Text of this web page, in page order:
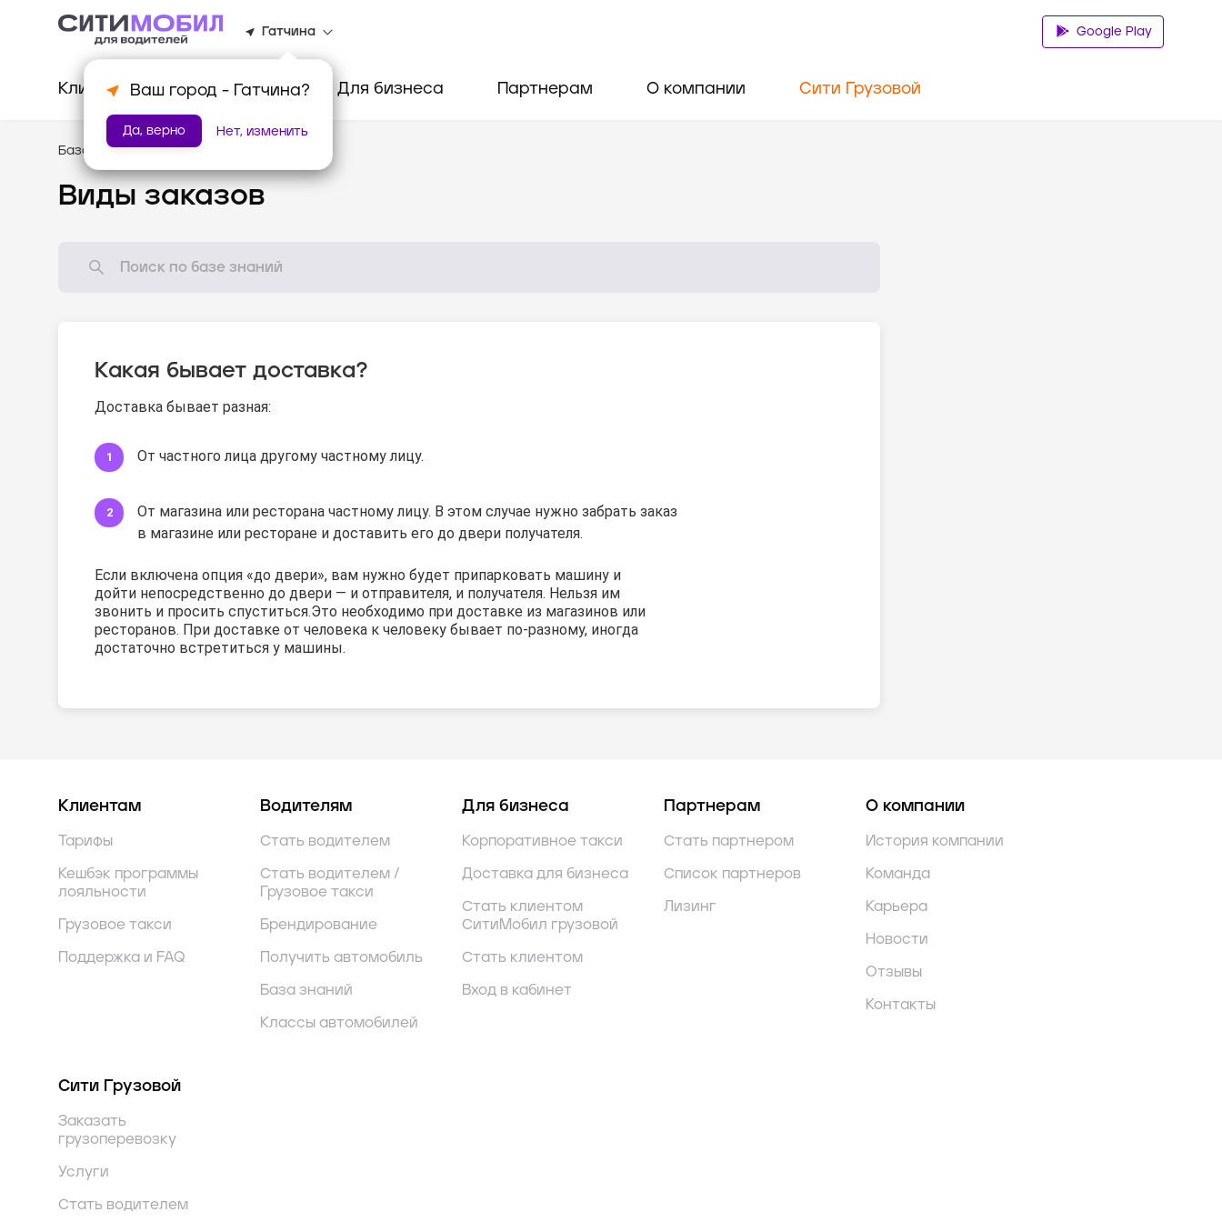
Гатчина
Ваш город - Гатчина?
Да, верно Нет, изменить
Google Play
Клиентам Водителям Для бизнеса Партнерам О компании Сити Грузовой
База знаний /Доставка
Виды заказов
Какая бывает доставка?
Доставка бывает разная:
От частного лица другому частному лицу.
От магазина или ресторана частному лицу. В этом случае нужно забрать заказ
в магазине или ресторане и доставить его до двери получателя.
Если включена опция «до двери», вам нужно будет припарковать машину и
дойти непосредственно до двери — и отправителя, и получателя. Нельзя им
звонить и просить спуститься.Это необходимо при доставке из магазинов или
ресторанов. При доставке от человека к человеку бывает по-разному, иногда
достаточно встретиться у машины.
Клиентам
Тарифы
Кешбэк программы
лояльности
Грузовое такси
Поддержка и FAQ
Водителям
Стать водителем
Стать водителем /
Грузовое такси
Брендирование
Получить автомобиль
База знаний
Классы автомобилей
Для бизнеса
Корпоративное такси
Доставка для бизнеса
Стать клиентом
СитиМобил грузовой
Стать клиентом
Вход в кабинет
Партнерам
Стать партнером
Список партнеров
Лизинг
О компании
История компании
Команда
Карьера
Новости
Отзывы
Контакты
Сити Грузовой
Заказать
грузоперевозку
Услуги
Стать водителем